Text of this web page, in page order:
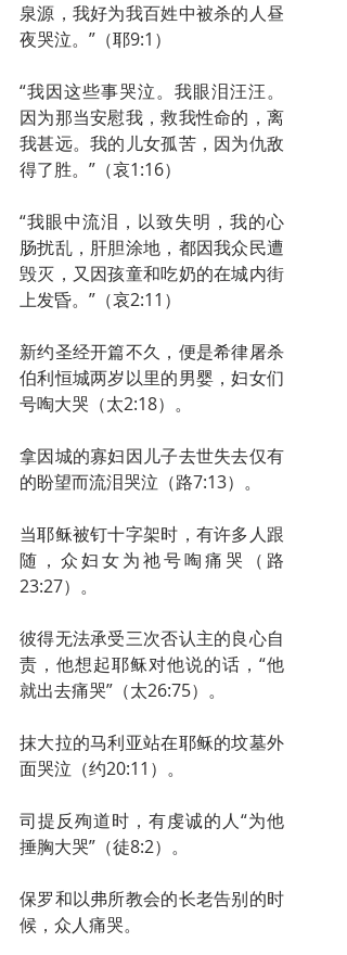
泉源，我好为我百姓中被杀的人昼
夜哭泣。”（耶9:1）
“我因这些事哭泣。我眼泪汪汪。
因为那当安慰我，救我性命的，离
我甚远。我的儿女孤苦，因为仇敌
得了胜。”（哀1:16）
“我眼中流泪，以致失明，我的心
肠扰乱，肝胆涂地，都因我众民遭
毁灭，又因孩童和吃奶的在城内街
上发昏。”（哀2:11）
新约圣经开篇不久，便是希律屠杀
伯利恒城两岁以里的男婴，妇女们
号啕大哭（太2:18）。
拿因城的寡妇因儿子去世失去仅有
的盼望而流泪哭泣（路7:13）。
当耶稣被钉十字架时，有许多人跟
随，众妇女为祂号啕痛哭（路
23:27）。
彼得无法承受三次否认主的良心自
责，他想起耶稣对他说的话，“他
就出去痛哭”（太26:75）。
抹大拉的马利亚站在耶稣的坟墓外
面哭泣（约20:11）。
司提反殉道时，有虔诚的人“为他
捶胸大哭”（徒8:2）。
保罗和以弗所教会的长老告别的时
候，众人痛哭。